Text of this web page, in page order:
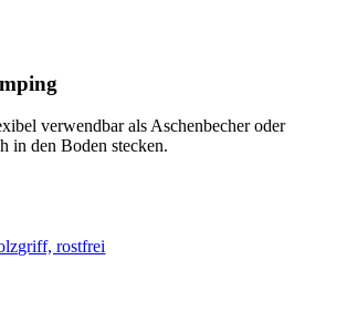
verwendbar als Aschenbecher oder
in den Boden stecken.